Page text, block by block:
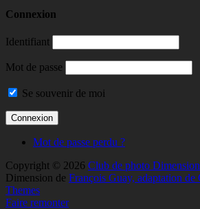
Connexion
Identifiant
Mot de passe
Se souvenir de moi
Mot de passe perdu ?
Copyright © 2026 Club de photo Dimension
Dimension de François Guay, adaptation de
Themes
Faire remonter